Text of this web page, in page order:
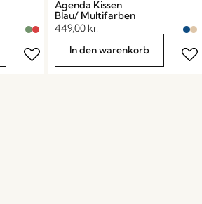
Agenda Kissen
Blau/ Multifarben
449,00 kr.
In den warenkorb